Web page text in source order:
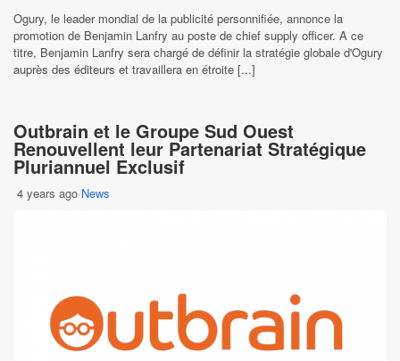
Ogury, le leader mondial de la publicité personnifiée, annonce la
promotion de Benjamin Lanfry au poste de chief supply officer. A ce
titre, Benjamin Lanfry sera chargé de définir la stratégie globale d'Ogury
auprès des éditeurs et travaillera en étroite [...]
Outbrain et le Groupe Sud Ouest
Renouvellent leur Partenariat Stratégique
Pluriannuel Exclusif
4 years ago News